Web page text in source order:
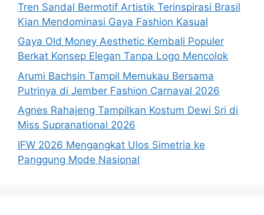
Tren Sandal Bermotif Artistik Terinspirasi Brasil
Kian Mendominasi Gaya Fashion Kasual
Gaya Old Money Aesthetic Kembali Populer
Berkat Konsep Elegan Tanpa Logo Mencolok
Arumi Bachsin Tampil Memukau Bersama
Putrinya di Jember Fashion Carnaval 2026
Agnes Rahajeng Tampilkan Kostum Dewi Sri di
Miss Supranational 2026
IFW 2026 Mengangkat Ulos Simetria ke
Panggung Mode Nasional